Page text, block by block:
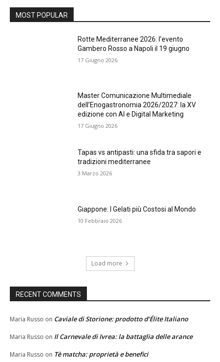
MOST POPULAR
Rotte Mediterranee 2026: l’evento
Gambero Rosso a Napoli il 19 giugno
17 Giugno 2026
Master Comunicazione Multimediale
dell’Enogastronomia 2026/2027: la XV
edizione con AI e Digital Marketing
17 Giugno 2026
Tapas vs antipasti: una sfida tra sapori e
tradizioni mediterranee
3 Marzo 2026
Giappone: I Gelati più Costosi al Mondo
10 Febbraio 2026
Load more
RECENT COMMENTS
Maria Russo on Caviale di Storione: prodotto d’Élite Italiano
Maria Russo on Il Carnevale di Ivrea: la battaglia delle arance
Maria Russo on Tè matcha: proprietà e benefici